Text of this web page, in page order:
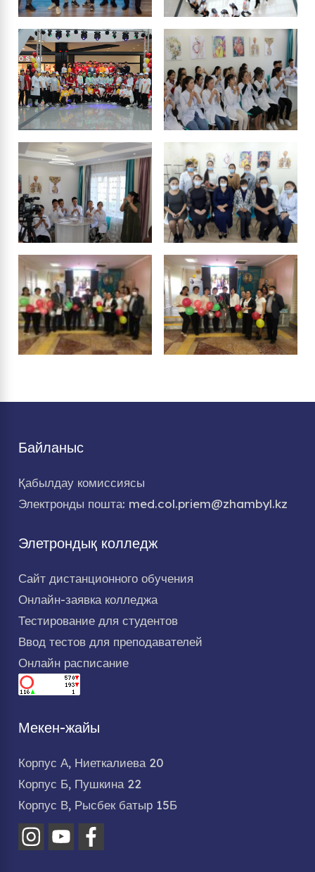
Байланыс
Қабылдау комиссиясы
Электронды пошта: med.col.priem@zhambyl.kz
Элетрондық колледж
Сайт дистанционного обучения
Онлайн-заявка колледжа
Тестирование для студентов
Ввод тестов для преподавателей
Онлайн расписание
Мекен-жайы
Корпус А, Ниеткалиева 20
Корпус Б, Пушкина 22
Корпус В, Рысбек батыр 15Б